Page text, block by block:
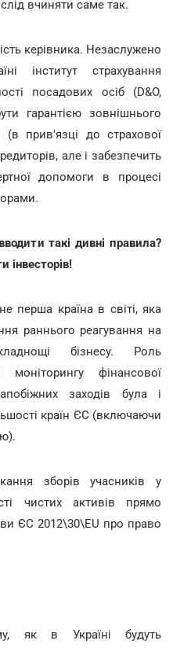
вчиняти саме так.
керівника. Незаслужено
інститут страхування
посадових осіб (D&O,
гарантією зовнішнього
(в прив'язці до страхової
але і забезпечить
допомоги в процесі
такі дивні правила?
інвесторів!
перша країна в світі, яка
раннього реагування на
бізнесу. Роль
фінансової
заходів була і
країн ЄС (включаючи
зборів учасників у
чистих активів прямо
ЄС 2012\30\EU про право
як в Україні будуть